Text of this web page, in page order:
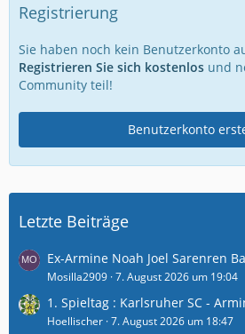
Registrierung
Sie haben noch kein Benutzerkonto
Registrieren Sie sich kostenlos und
Community teil!
Benutzerkonto
Letzte Beiträge
Ex-Armine Noah Joel Sarenren
Mosilla2909 7. August 2026 um 19:04
1. Spieltag : Karlsruher SC -
Hoellischer 7. August 2026 um 18:47